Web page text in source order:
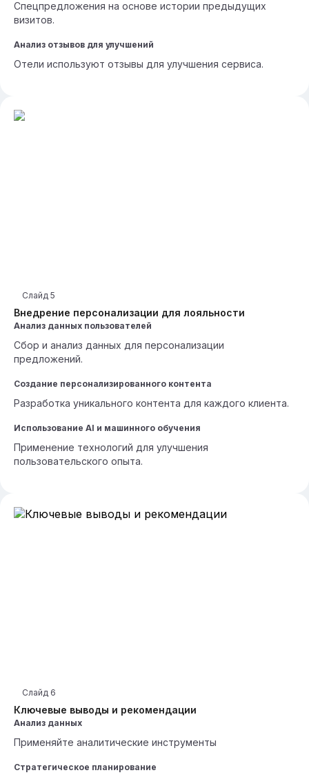
Спецпредложения на основе истории предыдущих
визитов.
Анализ отзывов для улучшений
Отели используют отзывы для улучшения сервиса.
Внедрение персонализации для лояльности
Слайд 5
Анализ данных пользователей
Сбор и анализ данных для персонализации
предложений.
Создание персонализированного контента
Разработка уникального контента для каждого клиента.
Использование AI и машинного обучения
Применение технологий для улучшения
пользовательского опыта.
Ключевые выводы и рекомендации
Слайд 6
Анализ данных
Применяйте аналитические инструменты
Стратегическое планирование